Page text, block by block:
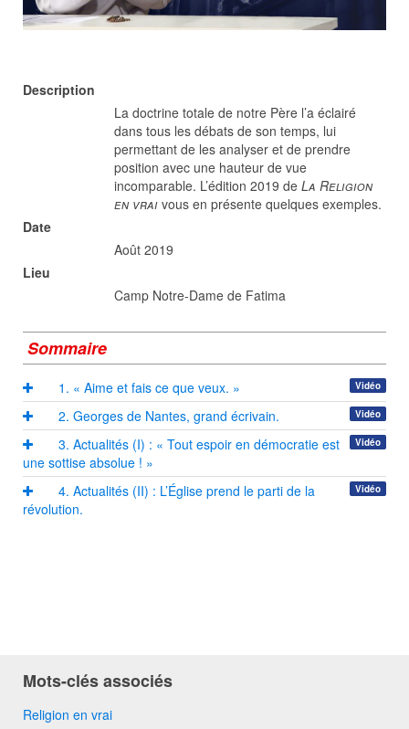
Description
La doctrine totale de notre Père l’a éclairé
dans tous les débats de son temps, lui
permettant de les analyser et de prendre
position avec une hauteur de vue
incomparable. L’édition 2019 de La Religion
en vrai vous en présente quelques exemples.
Date
Août 2019
Lieu
Camp Notre-Dame de Fatima
Sommaire
Vidéo
1. « Aime et fais ce que veux. »
Vidéo
2. Georges de Nantes, grand écrivain.
Vidéo
3. Actualités (I) : « Tout espoir en démocratie est
une sottise absolue ! »
Vidéo
4. Actualités (II) : L’Église prend le parti de la
révolution.
Mots-clés associés
Religion en vrai